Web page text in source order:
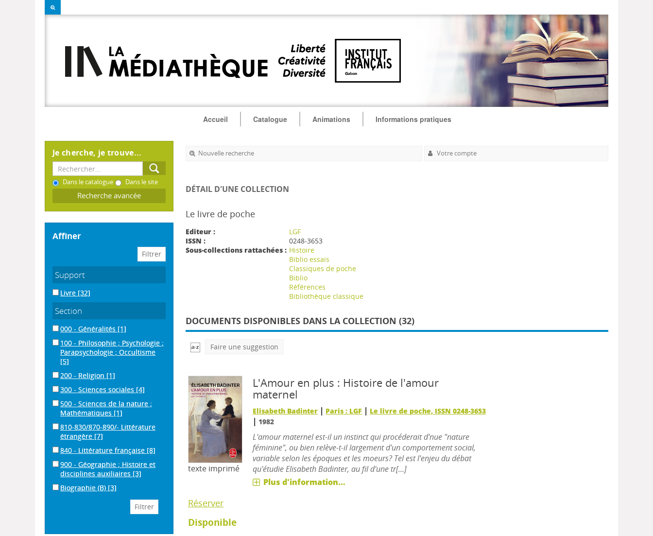
Accueil Catalogue Animations Informations pratiques
Je cherche, je trouve...
Dans le catalogue Dans le site
Recherche avancée
affiner
Support
Livre [32]
Section
000 - Généralités [1]
100 - Philosophie ; Psychologie ;
Parapsychologie ; Occultisme
[5]
200 - Religion [1]
300 - Sciences sociales [4]
500 - Sciences de la nature ;
Mathématiques [1]
810-830/870-890/- Littérature
étrangère [7]
840 - Littérature française [8]
900 - Géographie ; Histoire et
disciplines auxiliaires [3]
Biographie (B) [3]
Nouvelle recherche Votre compte
DÉTAIL D'UNE COLLECTION
Le livre de poche
Editeur :
LGF
ISSN :
0248-3653
Sous-collections rattachées : Histoire
Biblio essais
Classiques de poche
Biblio
Références
Bibliothèque classique
DOCUMENTS DISPONIBLES DANS LA COLLECTION (32)
Faire une suggestion
texte imprimé
L'Amour en plus : Histoire de l'amour
maternel
Elisabeth Badinter | Paris : LGF | Le livre de poche, ISSN 0248-3653
| 1982
L'amour maternel est-il un instinct qui procéderait d'nue "nature
féminine", ou bien relève-t-il largement d'un comportement social,
variable selon les époques et les moeurs? Tel est l'enjeu du débat
qu'étudie Elisabeth Badinter, au fil d'une tr[...]
Plus d'information...
Réserver
Disponible